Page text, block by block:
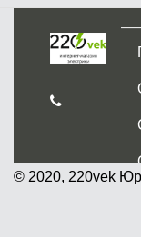
© 2020, 220vek